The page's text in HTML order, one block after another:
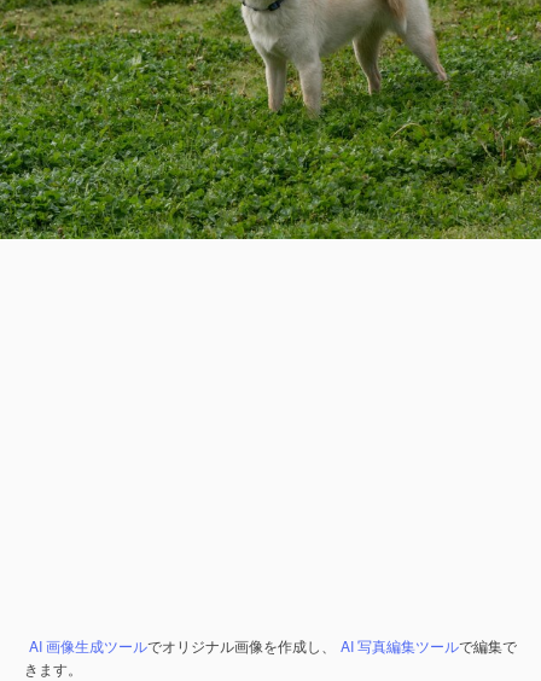
AI 画像生成ツールでオリジナル画像を作成し、 AI 写真編集ツールで編集で
きます。